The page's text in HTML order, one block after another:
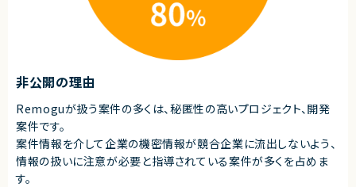
・React、TypeScriptを利用したWebフロントエンドの開発経験
・Node.jsまたはPythonを利用したバックエンドAPIの開発経験
発経験
・認証・認可を伴うWebアプリケーションの開発経験
・フロントエンドからバックエンドまで一貫して機能開発を進めた経験
・日本語ネイティブレベルでのコミュニケーション能力
■尚可スキル
・生成AI APIやベクトル検索を利用したアプリケーション開発経験
・Amazon SQS、Aurora Serverless v2の利用経験
非公開の理由
Remoguが扱う案件の多くは、秘匿性の高いプロジェクト、開発
案件です。
案件情報を介して企業の機密情報が競合企業に流出しないよう、
情報の扱いに注意が必要と指導されている案件が多くを占めま
す。